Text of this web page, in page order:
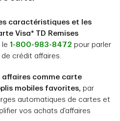
caractéristiques et les
Visa* TD Remises
le 1-800-983-8472 pour parler
crédit affaires.
comme carte
mobiles favorites, par
automatiques de cartes et
vos achats d'affaires